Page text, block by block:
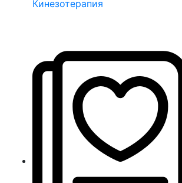
Кинезотерапия